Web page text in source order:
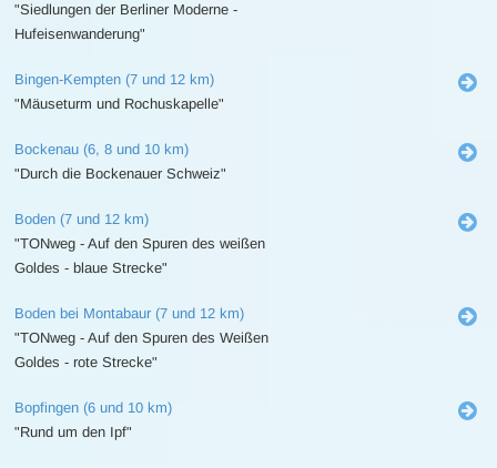
"Siedlungen der Berliner Moderne -
Hufeisenwanderung"
Bingen-Kempten (7 und 12 km)
"Mäuseturm und Rochuskapelle"
Bockenau (6, 8 und 10 km)
"Durch die Bockenauer Schweiz"
Boden (7 und 12 km)
"TONweg - Auf den Spuren des weißen
Goldes - blaue Strecke"
Boden bei Montabaur (7 und 12 km)
"TONweg - Auf den Spuren des Weißen
Goldes - rote Strecke"
Bopfingen (6 und 10 km)
"Rund um den Ipf"